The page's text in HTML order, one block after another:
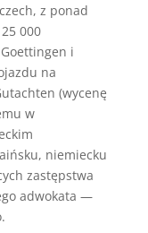
z ponad
000
i
na
(wycenę
w
niemiecku
zastępstwa
adwokata —